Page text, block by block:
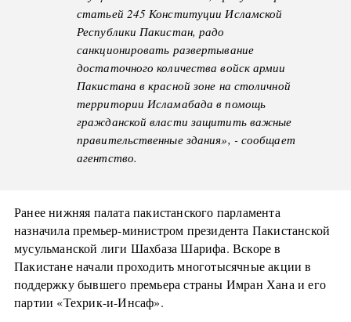
статьей 245 Конституции Исламской
Республики Пакистан, радо
санкционировать развертывание
достаточного количества войск армии
Пакистана в красной зоне на столичной
территории Исламабада в помощь
гражданской власти защитить важные
правительственные здания», - сообщает
агентство.
Ранее нижняя палата пакистанского парламента
назначила премьер-министром президента Пакистанской
мусульманской лиги Шахбаза Шарифа. Вскоре в
Пакистане начали проходить многотысячные акции в
поддержку бывшего премьера страны Имран Хана и его
партии «Техрик-и-Инсаф».